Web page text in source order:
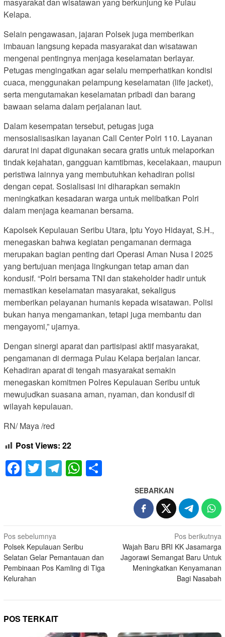
masyarakat dan wisatawan yang berkunjung ke Pulau
Kelapa.
Selain pengawasan, jajaran Polsek juga memberikan
imbauan langsung kepada masyarakat dan wisatawan
mengenai pentingnya menjaga keselamatan berlayar.
Petugas mengingatkan agar selalu memperhatikan kondisi
cuaca, menggunakan pelampung keselamatan (life jacket),
serta mengutamakan keselamatan pribadi dan barang
bawaan selama dalam perjalanan laut.
Dalam kesempatan tersebut, petugas juga
mensosialisasikan layanan Call Center Polri 110. Layanan
darurat ini dapat digunakan secara gratis untuk melaporkan
tindak kejahatan, gangguan kamtibmas, kecelakaan, maupun
peristiwa lainnya yang membutuhkan kehadiran polisi
dengan cepat. Sosialisasi ini diharapkan semakin
meningkatkan kesadaran warga untuk melibatkan Polri
dalam menjaga keamanan bersama.
Kapolsek Kepulauan Seribu Utara, Iptu Yoyo Hidayat, S.H.,
menegaskan bahwa kegiatan pengamanan dermaga
merupakan bagian penting dari Operasi Aman Nusa I 2025
yang bertujuan menjaga lingkungan tetap aman dan
kondusif. “Polri bersama TNI dan stakeholder hadir untuk
memastikan keselamatan masyarakat, sekaligus
memberikan pelayanan humanis kepada wisatawan. Polisi
bukan hanya mengamankan, tetapi juga membantu dan
mengayomi,” ujarnya.
Dengan sinergi aparat dan partisipasi aktif masyarakat,
pengamanan di dermaga Pulau Kelapa berjalan lancar.
Kehadiran aparat di tengah masyarakat semakin
menegaskan komitmen Polres Kepulauan Seribu untuk
mewujudkan suasana aman, nyaman, dan kondusif di
wilayah kepulauan.
RN/ Maya /red
Post Views: 22
Facebook
Twitter
Telegram
WhatsApp
SEBARKAN
Navigasi
pos
Pos sebelumnya
Polsek Kepulauan Seribu
Selatan Gelar Pemantauan dan
Pembinaan Pos Kamling di Tiga
Kelurahan
Pos berikutnya
Wajah Baru BRI KK Jasamarga
Jagorawi Semangat Baru Untuk
Meningkatkan Kenyamanan
Bagi Nasabah
POS TERKAIT